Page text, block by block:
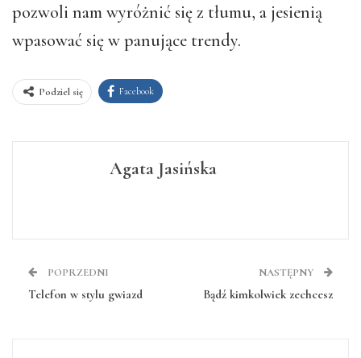
pozwoli nam wyróżnić się z tłumu, a jesienią
wpasować się w panujące trendy.
Podziel się Facebook
Agata Jasińska
POPRZEDNI
Telefon w stylu gwiazd
NASTĘPNY
Bądź kimkolwiek zechcesz